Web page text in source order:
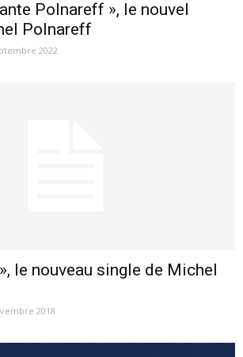
Polnareff », le nouvel
Polnareff
2022
le nouveau single de Michel
2018